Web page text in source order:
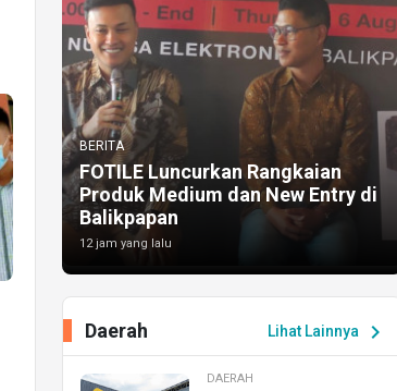
BERITA
FOTILE Luncurkan Rangkaian
Produk Medium dan New Entry di
Balikpapan
12 jam yang lalu
Lihat Lainnya chevron_right
Daerah
DAERAH